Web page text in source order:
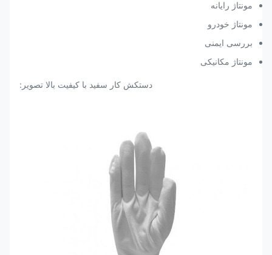
مونتاژ رایانه
مونتاژ خودرو
بررسی ایمنی
مونتاژ مکانیکی
دستکش کار سفید با کیفیت بالا تصویر: